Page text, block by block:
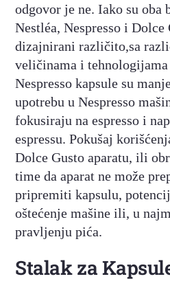
odgovor je ne. Iako su oba
Nestléa, Nespresso i Dolce
dizajnirani različito,sa
veličinama i
Nespresso kapsule su
upotrebu u Nespresso
fokusiraju na espresso i
espressu. Pokušaj
Dolce Gusto aparatu, ili
time da aparat ne može
pripremiti kapsulu,
oštećenje mašine ili, u
pravljenju pića.
Stalak za